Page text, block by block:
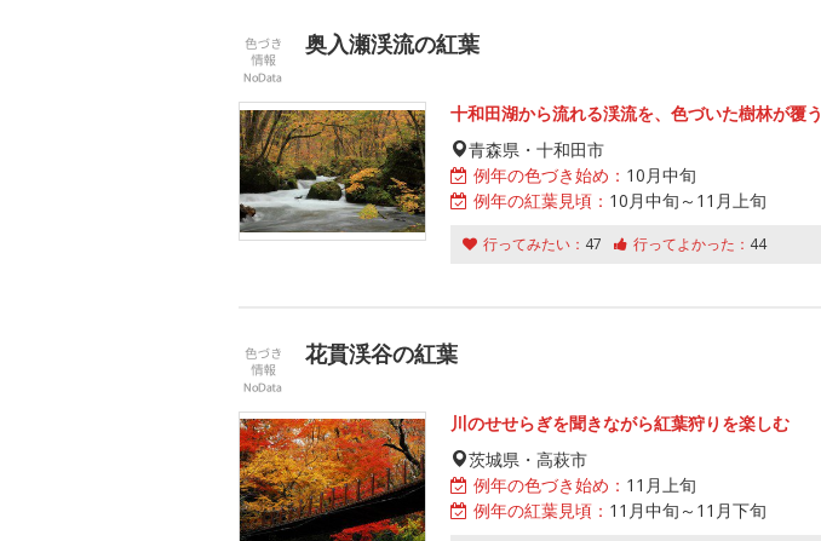
奥入瀬渓流の紅葉
十和田湖から流れる渓流を、色づいた樹林が覆う
青森県・十和田市
例年の色づき始め： 10月中旬
例年の紅葉見頃： 10月中旬～11月上旬
行ってみたい： 47 行ってよかった： 44
花貫渓谷の紅葉
川のせせらぎを聞きながら紅葉狩りを楽しむ
茨城県・高萩市
例年の色づき始め： 11月上旬
例年の紅葉見頃： 11月中旬～11月下旬